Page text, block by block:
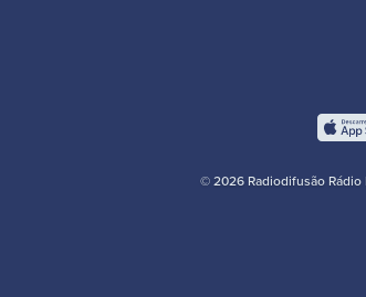
© 2026 Radiodifusão Rádio